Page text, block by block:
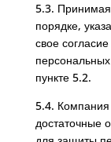
5.3.
порядке,
свое
пункте 5.2.
5.4.
достаточные